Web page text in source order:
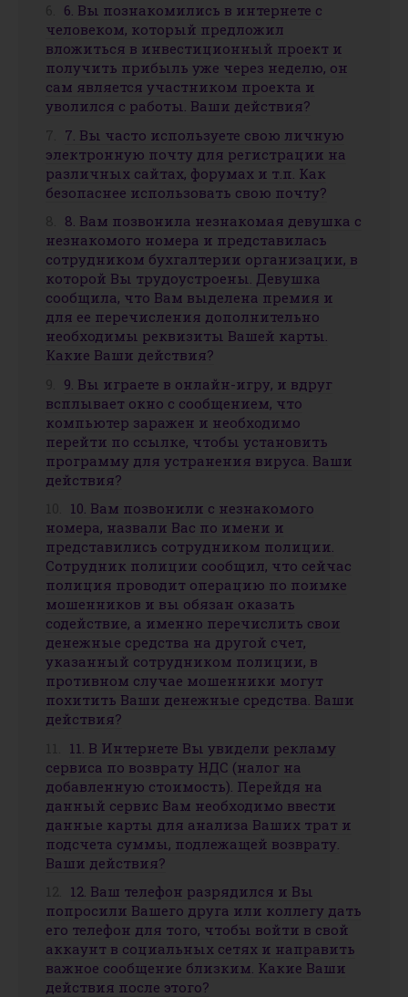
6. Вы познакомились в интернете с
человеком, который предложил
вложиться в инвестиционный проект и
получить прибыль уже через неделю, он
сам является участником проекта и
уволился с работы. Ваши действия?
7. Вы часто используете свою личную
электронную почту для регистрации на
различных сайтах, форумах и т.п. Как
безопаснее использовать свою почту?
8. Вам позвонила незнакомая девушка с
незнакомого номера и представилась
сотрудником бухгалтерии организации, в
которой Вы трудоустроены. Девушка
сообщила, что Вам выделена премия и
для ее перечисления дополнительно
необходимы реквизиты Вашей карты.
Какие Ваши действия?
9. Вы играете в онлайн-игру, и вдруг
всплывает окно с сообщением, что
компьютер заражен и необходимо
перейти по ссылке, чтобы установить
программу для устранения вируса. Ваши
действия?
10. Вам позвонили с незнакомого
номера, назвали Вас по имени и
представились сотрудником полиции.
Сотрудник полиции сообщил, что сейчас
полиция проводит операцию по поимке
мошенников и вы обязан оказать
содействие, а именно перечислить свои
денежные средства на другой счет,
указанный сотрудником полиции, в
противном случае мошенники могут
похитить Ваши денежные средства. Ваши
действия?
11. В Интернете Вы увидели рекламу
сервиса по возврату НДС (налог на
добавленную стоимость). Перейдя на
данный сервис Вам необходимо ввести
данные карты для анализа Ваших трат и
подсчета суммы, подлежащей возврату.
Ваши действия?
12. Ваш телефон разрядился и Вы
попросили Вашего друга или коллегу дать
его телефон для того, чтобы войти в свой
аккаунт в социальных сетях и направить
важное сообщение близким. Какие Ваши
действия после этого?